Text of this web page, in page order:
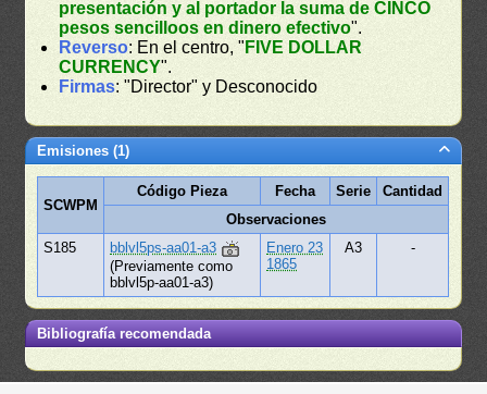
presentación y al portador la suma de CINCO
pesos sencilloos en dinero efectivo".
Reverso: En el centro, " FIVE DOLLAR
CURRENCY".
Firmas: "Director" y Desconocido
Emisiones (1)
SCWPM
Código Pieza Fecha Serie
Cantidad
Observaciones
S185
bblvl5ps-aa01-a3
(Previamente como
bblvl5p-aa01-a3)
Enero 23
1865
A3 -
Bibliografía recomendada